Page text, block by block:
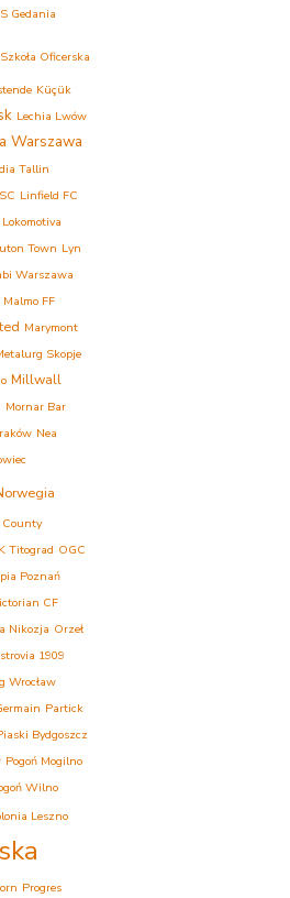
Gedania
Oficerska
Küçük
Lechia Lwów
Warszawa
Tallin
Linfield FC
Lokomotiva
Town Lyn
Warszawa
Malmo FF
Marymont
Skopje
Millwall
Mornar Bar
Nea
County
Titograd OGC
Poznań
CF
Nikozja Orzeł
1909
Wrocław
Partick
Bydgoszcz
Pogoń Mogilno
Wilno
Leszno
Progres